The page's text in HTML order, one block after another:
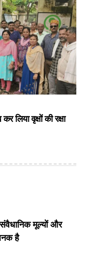
लिया वृक्षों की रक्षा
मूल्यों और
है